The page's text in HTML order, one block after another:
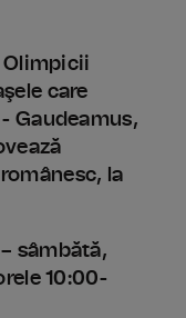
Olimpicii
care
Gaudeamus,
la
sâmbătă,
10:00-